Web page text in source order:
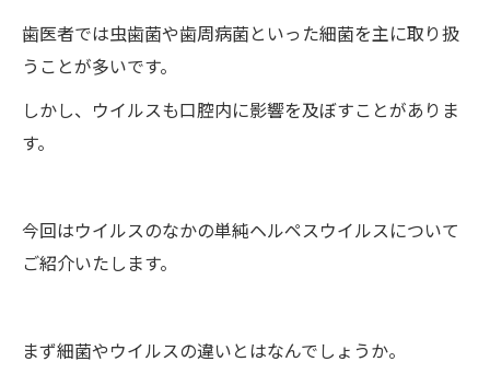
歯医者では虫歯菌や歯周病菌といった細菌を主に取り扱
うことが多いです。
しかし、ウイルスも口腔内に影響を及ぼすことがありま
す。
今回はウイルスのなかの単純ヘルペスウイルスについて
ご紹介いたします。
まず細菌やウイルスの違いとはなんでしょうか。